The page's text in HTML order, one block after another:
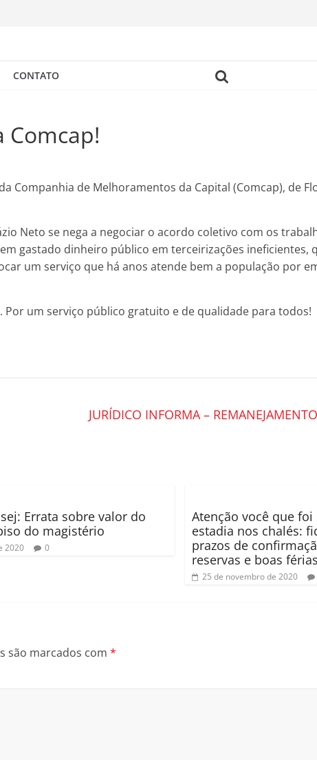
CONTATO
Companhia de Melhoramentos da Capital (Comcap), de
Neto se nega a negociar o acordo coletivo com os
gastado dinheiro público em terceirizações ineficientes,
um serviço que há anos atende bem a população por
um serviço público gratuito e de qualidade para todos!
JURÍDICO INFORMA –
Errata sobre valor do
do magistério
2020 0
Atenção você que
estadia nos chalés:
prazos de
reservas e boas
25 de novembro de 2020
são marcados com *